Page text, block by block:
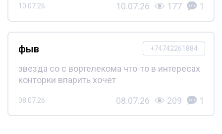
10.07.26 10.07.26 177 1
+74742261884
фыв
звезда со с вортелекома что-то в интересах
конторки впарить хочет
08.07.26 08.07.26 209 1